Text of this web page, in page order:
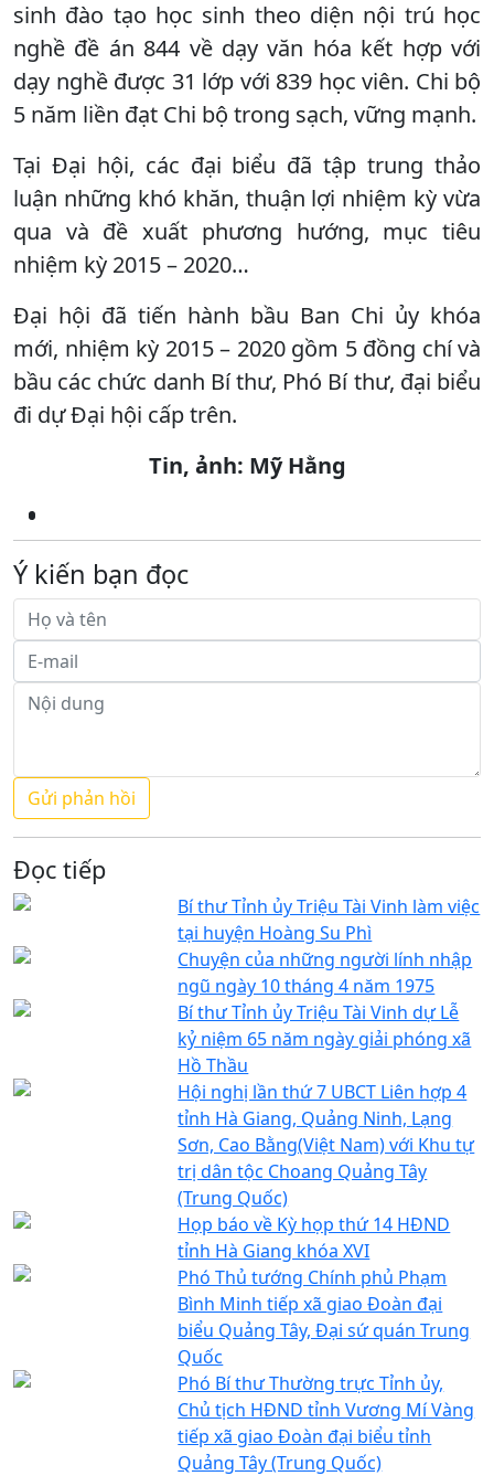
sinh đào tạo học sinh theo diện nội trú học
nghề đề án 844 về dạy văn hóa kết hợp với
dạy nghề được 31 lớp với 839 học viên. Chi bộ
5 năm liền đạt Chi bộ trong sạch, vững mạnh.
Tại Đại hội, các đại biểu đã tập trung thảo
luận những khó khăn, thuận lợi nhiệm kỳ vừa
qua và đề xuất phương hướng, mục tiêu
nhiệm kỳ 2015 – 2020…
Đại hội đã tiến hành bầu Ban Chi ủy khóa
mới, nhiệm kỳ 2015 – 2020 gồm 5 đồng chí và
bầu các chức danh Bí thư, Phó Bí thư, đại biểu
đi dự Đại hội cấp trên.
Tin, ảnh: Mỹ Hằng
Ý kiến bạn đọc
Đọc tiếp
Bí thư Tỉnh ủy Triệu Tài Vinh làm việc
tại huyện Hoàng Su Phì
Chuyện của những người lính nhập
ngũ ngày 10 tháng 4 năm 1975
Bí thư Tỉnh ủy Triệu Tài Vinh dự Lễ
kỷ niệm 65 năm ngày giải phóng xã
Hồ Thầu
Hội nghị lần thứ 7 UBCT Liên hợp 4
tỉnh Hà Giang, Quảng Ninh, Lạng
Sơn, Cao Bằng(Việt Nam) với Khu tự
trị dân tộc Choang Quảng Tây
(Trung Quốc)
Họp báo về Kỳ họp thứ 14 HĐND
tỉnh Hà Giang khóa XVI
Phó Thủ tướng Chính phủ Phạm
Bình Minh tiếp xã giao Đoàn đại
biểu Quảng Tây, Đại sứ quán Trung
Quốc
Phó Bí thư Thường trực Tỉnh ủy,
Chủ tịch HĐND tỉnh Vương Mí Vàng
tiếp xã giao Đoàn đại biểu tỉnh
Quảng Tây (Trung Quốc)